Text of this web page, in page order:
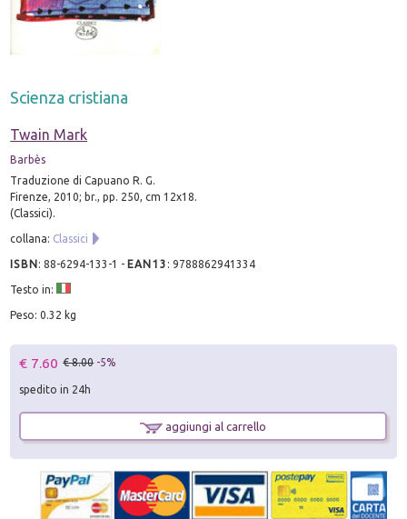
Scienza cristiana
Twain Mark
Barbès
Traduzione di Capuano R. G.
Firenze, 2010; br., pp. 250, cm 12x18.
(Classici).
collana: Classici
ISBN:88-6294-133-1 - EAN13 :9788862941334
Testo in:
Peso: 0.32 kg
€ 7.60 € 8.00 -5%
spedito in 24h
aggiungi al carrello